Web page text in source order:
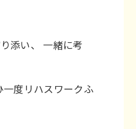
添い、 一緒に考
度リハスワークふ